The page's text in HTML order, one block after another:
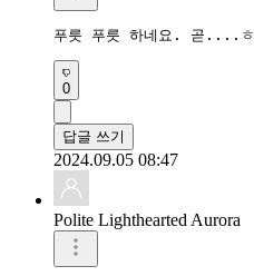
푸릇 푸릇 하네요. 곧....ㅎ
0
답글 쓰기
2024.09.05 08:47
Polite Lighthearted Aurora